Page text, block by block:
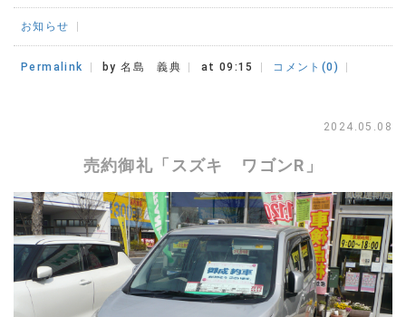
お知らせ
Permalink by 名島 義典 at 09:15 コメント(0)
2024.05.08
売約御礼「スズキ ワゴンR」